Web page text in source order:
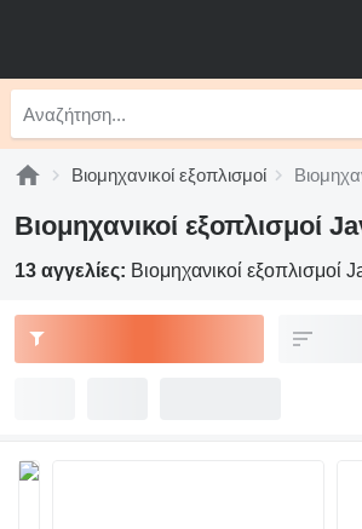
Βιομηχανικοί εξοπλισμοί
Βιομηχανικοί εξοπλισμοί
13 αγγελίες: Βιομηχανικοί εξοπλισμοί